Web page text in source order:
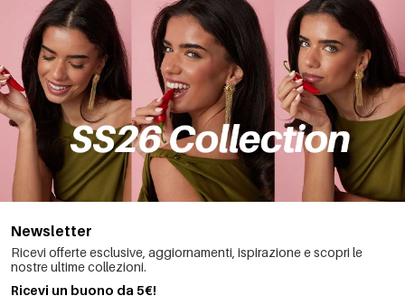
Newsletter
Ricevi offerte esclusive, aggiornamenti, ispirazione e scopri le
nostre ultime collezioni.
Ricevi un buono da 5€!